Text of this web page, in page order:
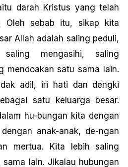
darah Kristus yang telah
Oleh sebab itu, sikap kita
Allah adalah saling peduli,
mengasihi, saling
mendoakan satu sama lain.
adil, iri hati dan dengki
satu keluarga besar.
hu-bungan kita dengan
anak-anak, de-ngan
mertua. Kita lebih saling
lain. Jikalau hubungan